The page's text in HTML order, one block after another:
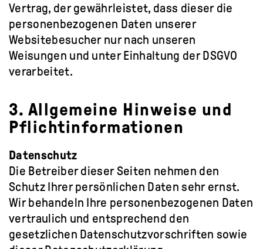
Vertrag, der gewährleistet, dass dieser die
personenbezogenen Daten unserer
Websitebesucher nur nach unseren
Weisungen und unter Einhaltung der DSGVO
verarbeitet.
3. Allgemeine Hinweise und
Pflichtinformationen
Datenschutz
Die Betreiber dieser Seiten nehmen den
Schutz Ihrer persönlichen Daten sehr ernst.
Wir behandeln Ihre personenbezogenen Daten
vertraulich und entsprechend den
gesetzlichen Datenschutzvorschriften sowie